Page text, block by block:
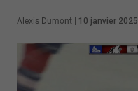
Alexis Dumont 10 janvier 2025